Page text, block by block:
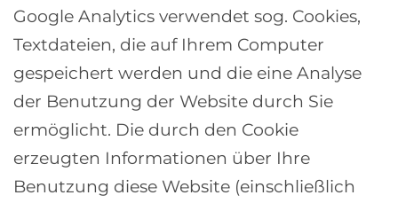
Google Analytics verwendet sog. Cookies,
Textdateien, die auf Ihrem Computer
gespeichert werden und die eine Analyse
der Benutzung der Website durch Sie
ermöglicht. Die durch den Cookie
erzeugten Informationen über Ihre
Benutzung diese Website (einschließlich